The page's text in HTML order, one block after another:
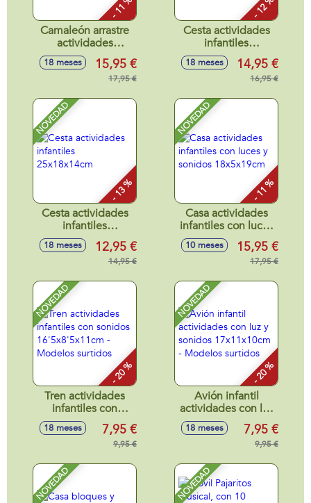
- 11 %
Camaleón arrastre
actividades
28x13x14cm
18 meses 15,95 €
17,95 €
- 12 %
Cesta actividades
infantiles
25x18x14cm
18 meses 14,95 €
16,95 €
NOVEDAD
- 13 %
Cesta actividades
infantiles
25x18x14cm
18 meses 12,95 €
14,95 €
NOVEDAD
- 11 %
Casa actividades
infantiles con luces
y sonidos
18x5x19cm
10 meses 15,95 €
17,95 €
NOVEDAD
- 20 %
Tren actividades
infantiles con
sonidos
16'5x8'5x11cm -
Modelos surtidos
18 meses 7,95 €
9,95 €
NOVEDAD
- 20 %
Avión infantil
actividades con luz
y sonidos
17x11x10cm -
Modelos surtidos
18 meses 7,95 €
9,95 €
NOVEDAD NOVEDAD